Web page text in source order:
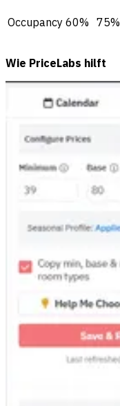
Occupancy 60% 75%
Wie PriceLabs hilft